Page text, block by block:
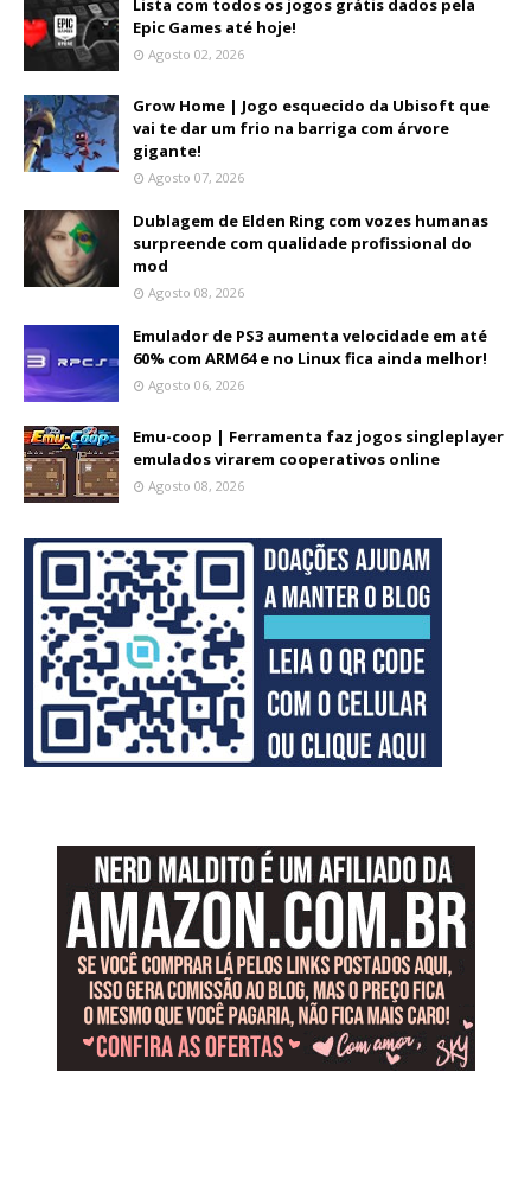
Lista com todos os jogos grátis dados pela
Epic Games até hoje!
Agosto 02, 2026
Grow Home | Jogo esquecido da Ubisoft que
vai te dar um frio na barriga com árvore
gigante!
Agosto 07, 2026
Dublagem de Elden Ring com vozes humanas
surpreende com qualidade profissional do
mod
Agosto 08, 2026
Emulador de PS3 aumenta velocidade em até
60% com ARM64 e no Linux fica ainda melhor!
Agosto 06, 2026
Emu-coop | Ferramenta faz jogos singleplayer
emulados virarem cooperativos online
Agosto 08, 2026